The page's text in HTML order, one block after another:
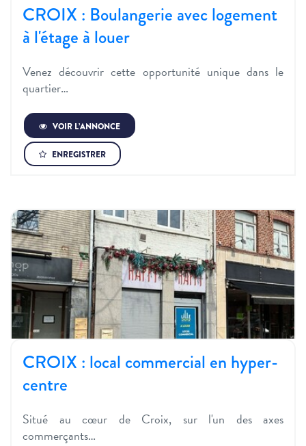
CROIX : Boulangerie avec logement
à l'étage à louer
Venez découvrir cette opportunité unique dans le
quartier…
VOIR L’ANNONCE
ENREGISTRER
CROIX : local commercial en hyper-
centre
Situé au cœur de Croix, sur l'un des axes
commerçants…